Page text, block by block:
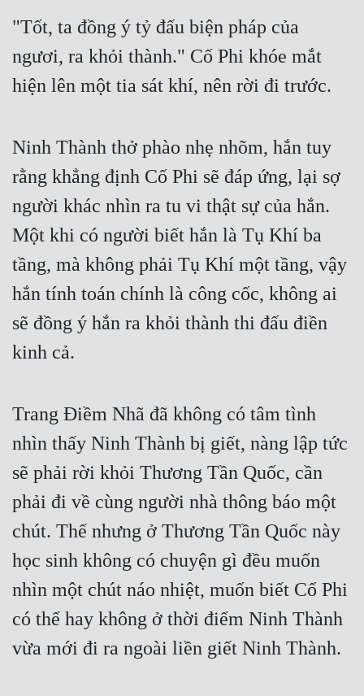
"Tốt, ta đồng ý tỷ đấu biện pháp của
ngươi, ra khỏi thành." Cố Phi khóe mắt
hiện lên một tia sát khí, nên rời đi trước.
Ninh Thành thở phào nhẹ nhõm, hắn tuy
rằng khẳng định Cố Phi sẽ đáp ứng, lại sợ
người khác nhìn ra tu vi thật sự của hắn.
Một khi có người biết hắn là Tụ Khí ba
tầng, mà không phải Tụ Khí một tầng, vậy
hắn tính toán chính là công cốc, không ai
sẽ đồng ý hắn ra khỏi thành thi đấu điền
kinh cả.
Trang Điềm Nhã đã không có tâm tình
nhìn thấy Ninh Thành bị giết, nàng lập tức
sẽ phải rời khỏi Thương Tần Quốc, cần
phải đi về cùng người nhà thông báo một
chút. Thế nhưng ở Thương Tần Quốc này
học sinh không có chuyện gì đều muốn
nhìn một chút náo nhiệt, muốn biết Cố Phi
có thể hay không ở thời điểm Ninh Thành
vừa mới đi ra ngoài liền giết Ninh Thành.